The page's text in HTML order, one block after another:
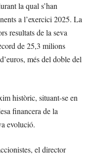
la qual s’han
a l’exercici 2025. La
resultats de la seva
de 25,3 milions
més del doble del
històric, situant-se en
financera de la
evolució.
el director